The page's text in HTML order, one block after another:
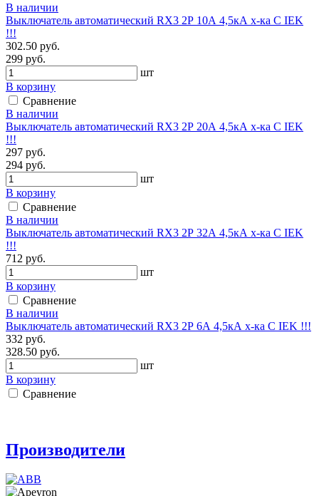
В наличии
Выключатель автоматический RX3 2Р 10А 4,5кА х-ка С IEK
!!!
302.50 руб.
299 руб.
шт
В корзину
Сравнение
В наличии
Выключатель автоматический RX3 2Р 20А 4,5кА х-ка С IEK
!!!
297 руб.
294 руб.
шт
В корзину
Сравнение
В наличии
Выключатель автоматический RX3 2Р 32А 4,5кА х-ка С IEK
!!!
712 руб.
шт
В корзину
Сравнение
В наличии
Выключатель автоматический RX3 2Р 6А 4,5кА х-ка С IEK !!!
332 руб.
328.50 руб.
шт
В корзину
Сравнение
Производители